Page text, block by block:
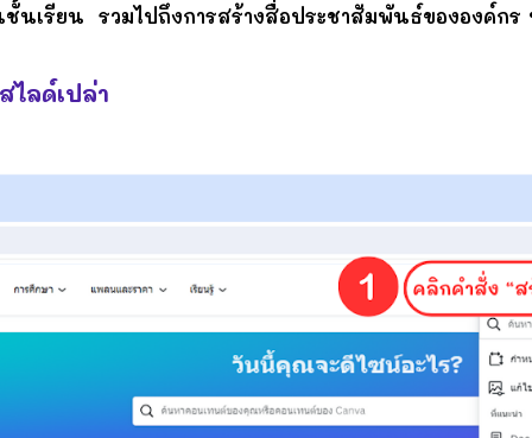
นเรียน รวมไปถึงการสร้างสื่อประชาสัมพันธ์ขององค์กร
ลด์เปล่า